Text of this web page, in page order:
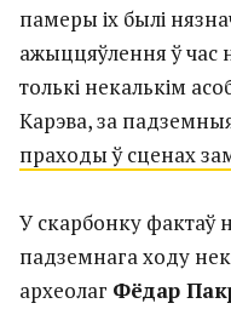
памеры іх былі
ажыццяўлення ў час
толькі некалькім
Карэва, за
праходы ў сценах
У скарбонку фактаў
падземнага ходу
археолаг Фёдар